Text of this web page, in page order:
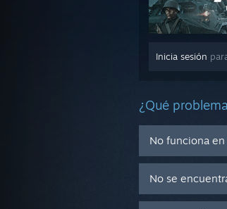
Inicia sesión
¿Qué
No funciona
No se